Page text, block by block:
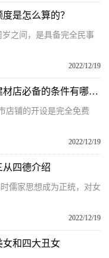
是怎么算的？
岁之间，是具备完全民事
2022/12/19
淘宝开建材店需要多少钱？开一家建材店必备的条件有哪些？
店铺的开设是完全免费
2022/12/19
四德介绍
儒家思想成为正统，对女
2022/12/19
女和四大丑女